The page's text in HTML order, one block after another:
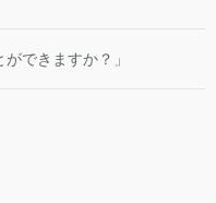
できますか？」